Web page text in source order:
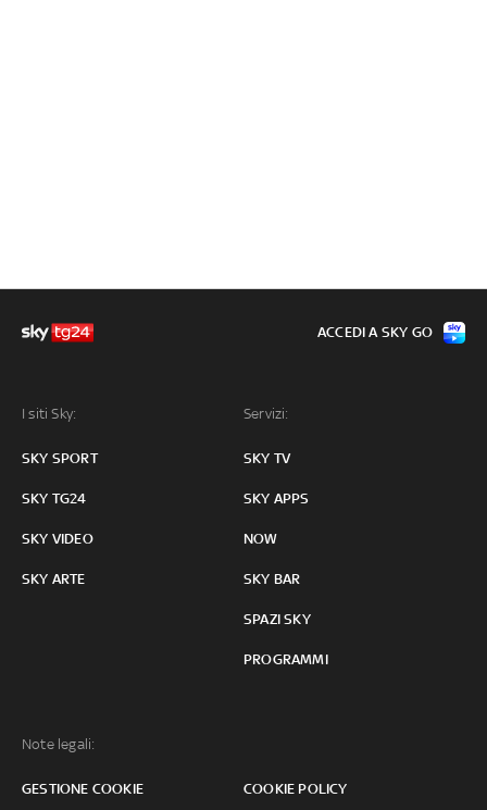
I siti Sky:
SKY SPORT
SKY TG24
SKY VIDEO
SKY ARTE
Servizi:
SKY TV
SKY APPS
NOW
SKY BAR
SPAZI SKY
PROGRAMMI
Note legali:
GESTIONE COOKIE COOKIE POLICY
ACCEDI A SKY GO